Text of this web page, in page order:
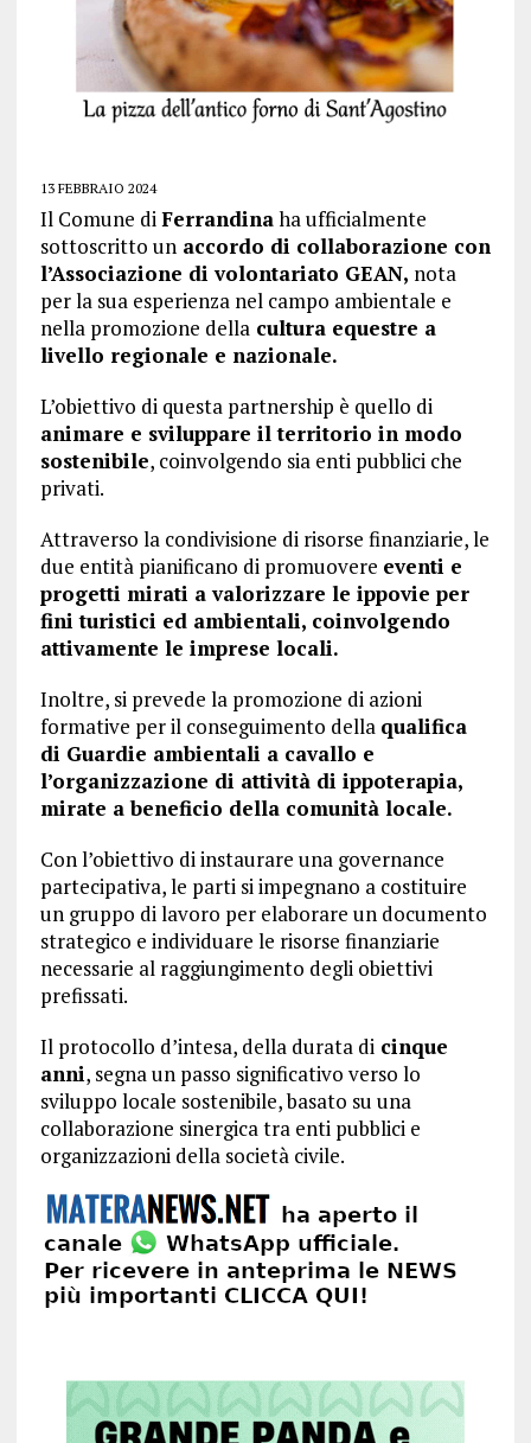
13 FEBBRAIO 2024
Il Comune diFerrandinaha ufficialmente
sottoscritto unaccordo di collaborazione con
l’Associazione di volontariato GEAN, nota
per la sua esperienza nel campo ambientale e
nella promozione dellacultura equestre a
livello regionale e nazionale.
L’obiettivo di questa partnership è quello di
animare e sviluppare il territorio in modo
sostenibile, coinvolgendo sia enti pubblici che
privati.
Attraverso la condivisione di risorse finanziarie, le
due entità pianificano di promuovere eventi e
progetti mirati a valorizzare le ippovie per
fini turistici ed ambientali, coinvolgendo
attivamente le imprese locali.
Inoltre, si prevede la promozione di azioni
formative per il conseguimento della qualifica
di Guardie ambientali a cavallo e
l’organizzazione di attività di ippoterapia,
mirate a beneficio della comunità locale.
Con l’obiettivo di instaurare una governance
partecipativa, le parti si impegnano a costituire
un gruppo di lavoro per elaborare un documento
strategico e individuare le risorse finanziarie
necessarie al raggiungimento degli obiettivi
prefissati.
Il protocollo d’intesa, della durata dicinque
anni, segna un passo significativo verso lo
sviluppo locale sostenibile, basato su una
collaborazione sinergica tra enti pubblici e
organizzazioni della società civile.